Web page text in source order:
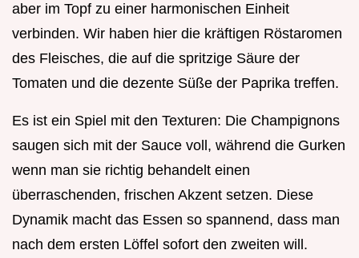
aber im Topf zu einer harmonischen Einheit
verbinden. Wir haben hier die kräftigen Röstaromen
des Fleisches, die auf die spritzige Säure der
Tomaten und die dezente Süße der Paprika treffen.
Es ist ein Spiel mit den Texturen: Die Champignons
saugen sich mit der Sauce voll, während die Gurken
wenn man sie richtig behandelt einen
überraschenden, frischen Akzent setzen. Diese
Dynamik macht das Essen so spannend, dass man
nach dem ersten Löffel sofort den zweiten will.